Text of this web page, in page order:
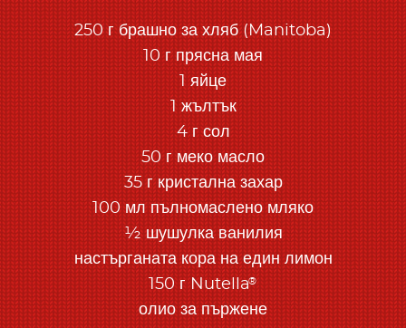
250 г брашно за хляб (Manitoba)
10 г прясна мая
1 яйце
1 жълтък
4 г сол
50 г меко масло
35 г кристална захар
100 мл пълномаслено мляко
½ шушулка ванилия
настърганата кора на един лимон
150 г Nutella®
олио за пържене